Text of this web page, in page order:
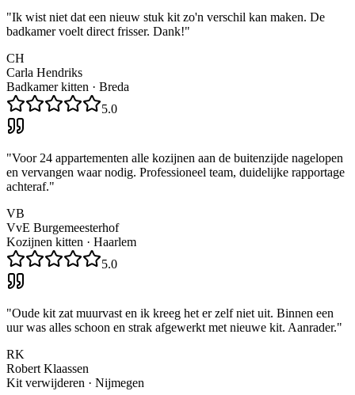
"Ik wist niet dat een nieuw stuk kit zo'n verschil kan maken. De
badkamer voelt direct frisser. Dank!"
CH
Carla Hendriks
Badkamer kitten · Breda
5.0
"Voor 24 appartementen alle kozijnen aan de buitenzijde nagelopen
en vervangen waar nodig. Professioneel team, duidelijke rapportage
achteraf."
VB
VvE Burgemeesterhof
Kozijnen kitten · Haarlem
5.0
"Oude kit zat muurvast en ik kreeg het er zelf niet uit. Binnen een
uur was alles schoon en strak afgewerkt met nieuwe kit. Aanrader."
RK
Robert Klaassen
Kit verwijderen · Nijmegen